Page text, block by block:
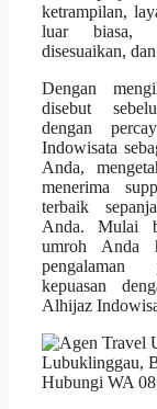
ketrampilan,
luar biasa,
disesuaikan,
Dengan
disebut
dengan
Indowisata
Anda,
menerima
terbaik
Anda. Mulai
umroh Anda
pengalaman
kepuasan
Alhijaz